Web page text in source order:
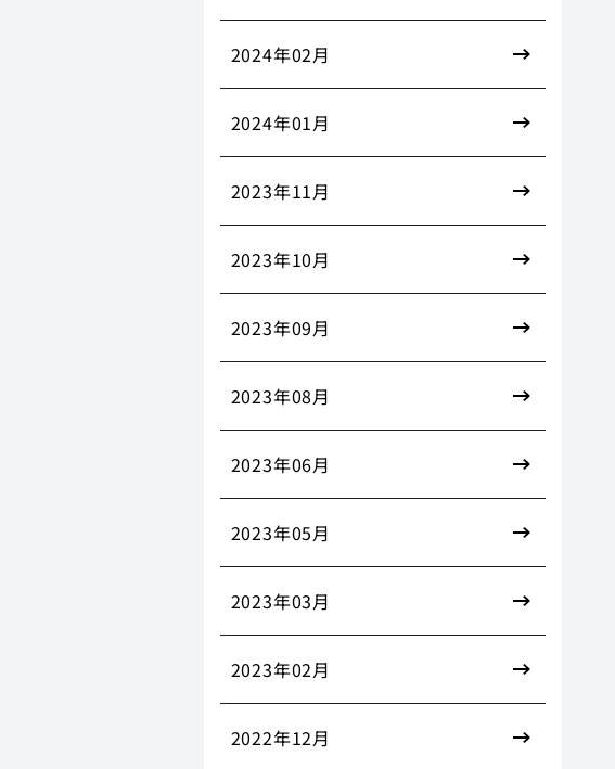
2024年02月
2024年01月
2023年11月
2023年10月
2023年09月
2023年08月
2023年06月
2023年05月
2023年03月
2023年02月
2022年12月